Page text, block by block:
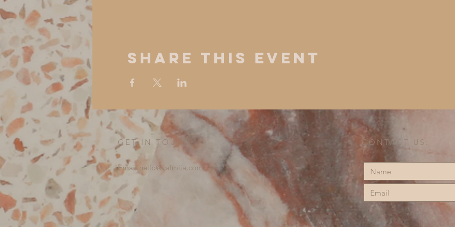
Share This Event
GET IN TOUCH:
Email: hello@calmiia.com
CONTACT US: